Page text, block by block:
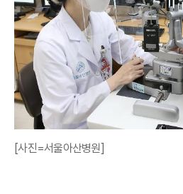
[사진=서울아산병원]